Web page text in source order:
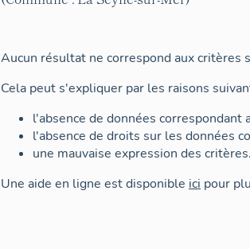
Aucun résultat ne correspond aux critères
Cela peut s'expliquer par les raisons
l'absence de données correspondant
l'absence de droits sur les données
une mauvaise expression des critères.
Une aide en ligne est disponible ici pour